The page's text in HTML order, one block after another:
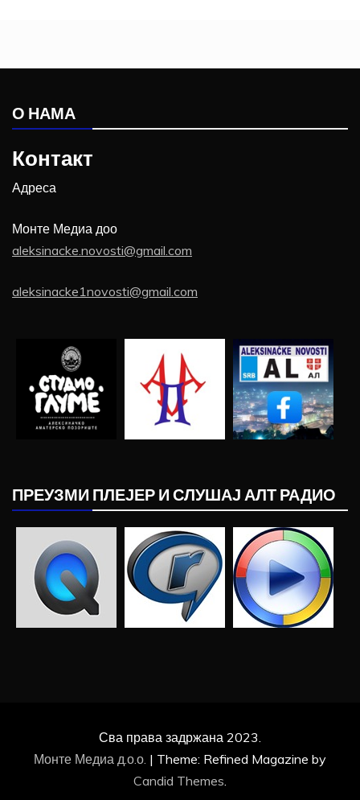
О НАМА
Контакт
Адреса
Монте Медиа доо
aleksinacke.novosti@gmail.com
aleksinacke1novosti@gmail.com
ПРЕУЗМИ ПЛЕЈЕР И СЛУШАЈ АЛТ РАДИО
Сва права задржана 2023.
Монте Медиа д.о.о. | Theme: Refined Magazine by
Candid Themes.